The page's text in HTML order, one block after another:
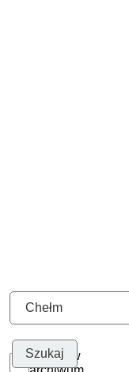
Szukaj w